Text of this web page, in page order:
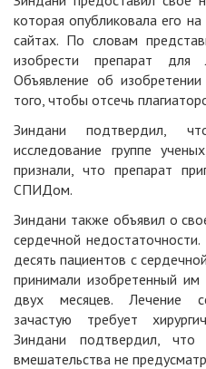
которая опубликовала его
сайтах. По словам
изобрести препарат для
Объявление об
того, чтобы отсечь
Зиндани подтвердил,
исследование группе
признали, что препарат
СПИДом.
Зиндани также объявил о
сердечной
десять пациентов с
принимали изобретенный
двух месяцев. Лечение
зачастую требует
Зиндани подтвердил, что
вмешательства не